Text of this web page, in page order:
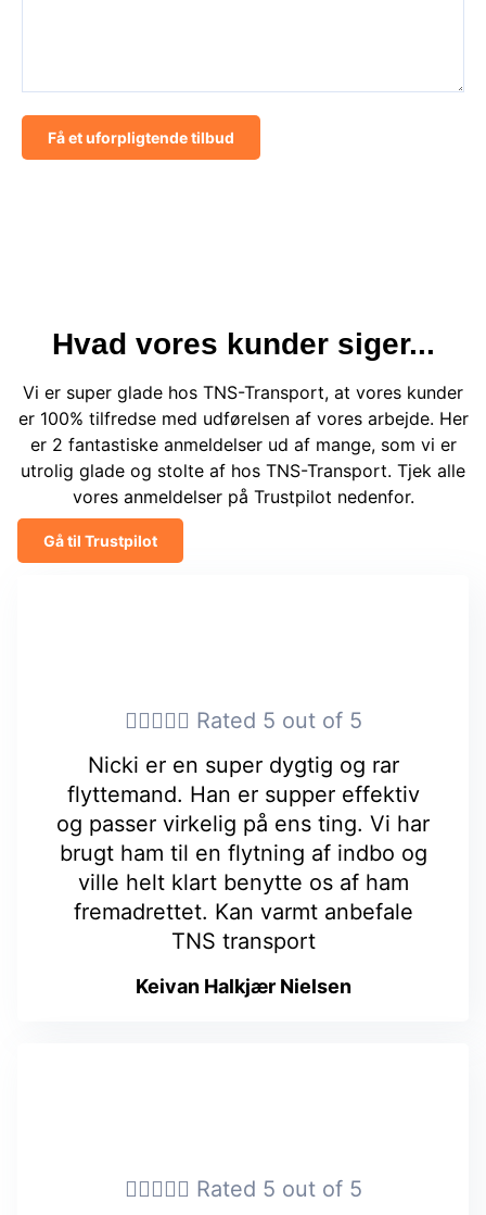
Få et uforpligtende tilbud
Hvad vores kunder siger...
Vi er super glade hos TNS-Transport, at vores kunder
er 100% tilfredse med udførelsen af vores arbejde. Her
er 2 fantastiske anmeldelser ud af mange, som vi er
utrolig glade og stolte af hos TNS-Transport. Tjek alle
vores anmeldelser på Trustpilot nedenfor.
Gå til Trustpilot
 Rated 5 out of 5
Nicki er en super dygtig og rar
flyttemand. Han er supper effektiv
og passer virkelig på ens ting. Vi har
brugt ham til en flytning af indbo og
ville helt klart benytte os af ham
fremadrettet. Kan varmt anbefale
TNS transport
Keivan Halkjær Nielsen
 Rated 5 out of 5